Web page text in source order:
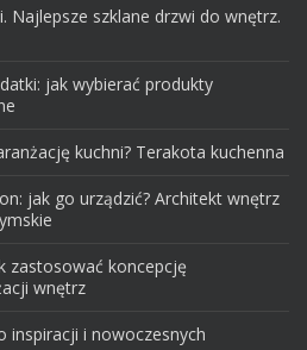
Najlepsze szklane drzwi do wnętrz.
jak wybierać produkty
kuchni? Terakota kuchenna
jak go urządzić? Architekt wnętrz
zastosować koncepcję
wnętrz
inspiracji i nowoczesnych